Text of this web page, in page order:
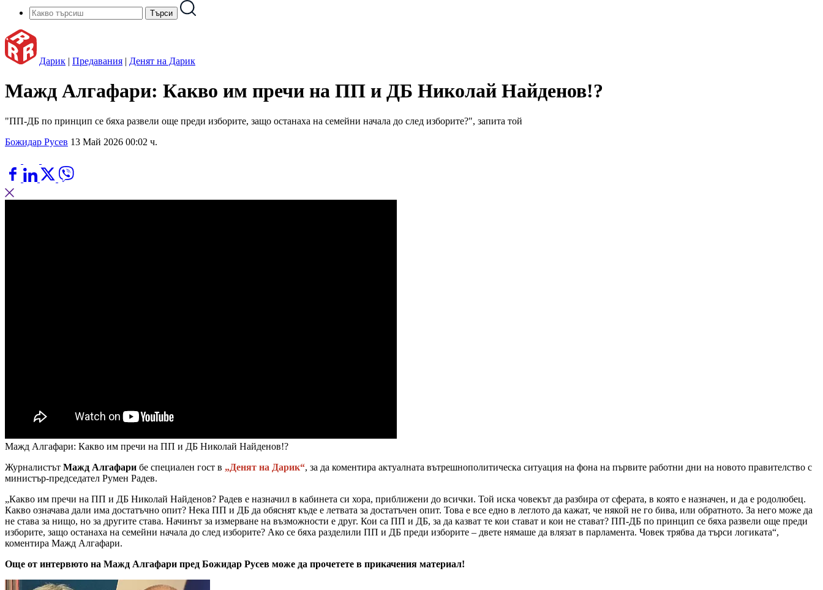
Дарик | Предавания | Денят на Дарик
Мажд Алгафари: Какво им пречи на ПП и ДБ Николай Найденов!?
"ПП-ДБ по принцип се бяха развели още преди изборите, защо останаха на семейни начала до след изборите?", запита той
Божидар Русев 13 Май 2026 00:02 ч.
Мажд Алгафари: Какво им пречи на ПП и ДБ Николай Найденов!?
Журналистът Мажд Алгафари бе специален гост в „Денят на Дарик“, за да коментира актуалната вътрешнополитическа ситуация на фона на първите работни дни на новото правителство с
министър-председател Румен Радев.
„Какво им пречи на ПП и ДБ Николай Найденов? Радев е назначил в кабинета си хора, приближени до всички. Той иска човекът да разбира от сферата, в която е назначен, и да е родолюбец.
Какво означава дали има достатъчно опит? Нека ПП и ДБ да обяснят къде е летвата за достатъчен опит. Това е все едно в леглото да кажат, че някой не го бива, или обратното. За него може да
не става за нищо, но за другите става. Начинът за измерване на възможности е друг. Кои са ПП и ДБ, за да казват те кои стават и кои не стават? ПП-ДБ по принцип се бяха развели още преди
изборите, защо останаха на семейни начала до след изборите? Ако се бяха разделили ПП и ДБ преди изборите – двете нямаше да влязат в парламента. Човек трябва да търси логиката“,
коментира Мажд Алгафари.
Още от интервюто на Мажд Алгафари пред Божидар Русев може да прочетете в прикачения материал!